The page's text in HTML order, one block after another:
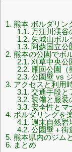
1. 熊本 ボルダリン
1.1. 万江川渓谷
1.2. 矢城山ボル
1.3. 阿蘇国立公
2. 熊本の公園でボ
2.1. 刈草中央公
2.2. 雁回公園（
2.3. 公園壁 vs
3. アクセスと利用
3.1. 交通手段と
3.2. 装備と服装
3.3. 安全性とマ
4. ボルダリングを
4.1. 週末自然岩
4.2. 公園壁＋街
5. 熊本県内のジム
6. まとめ